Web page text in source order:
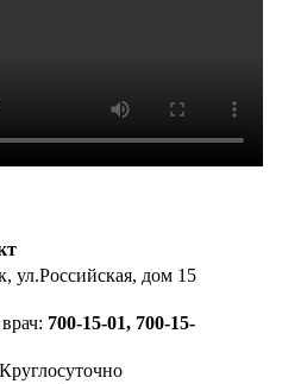
ул.Российская, дом 15
700-15-01, 700-15-
Круглосуточно